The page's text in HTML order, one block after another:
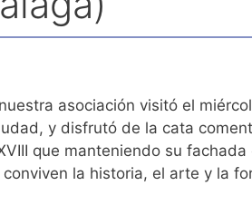
asociación visitó el
y disfrutó de la cata
que manteniendo su
la historia, el arte y la